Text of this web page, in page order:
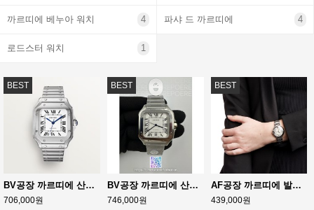
까르띠에 베누아 워치 4 파샤 드 까르띠에 4
로드스터 워치 1
BEST
BV공장 까르띠에 산토스 2018 미디움 스틸 화이트다이얼 스마트링크브레이슬릿 Santos De Cartier 35mm SS/SS Wht BVF MY9039
706,000원
BEST
BV공장 까르띠에 산토스 40MM 라지 스마트링크브레이슬릿 Santos de Cartier 40mm White Dial on SS SmartLinks Bracelet MIYOTA 9019
746,000원
BEST
AF공장 까르띠에 발롱블루 33MM 스틸 Ballon Bleu 33mm SS White Textured Dial on SS Bracelet Jap Quartz
439,000원